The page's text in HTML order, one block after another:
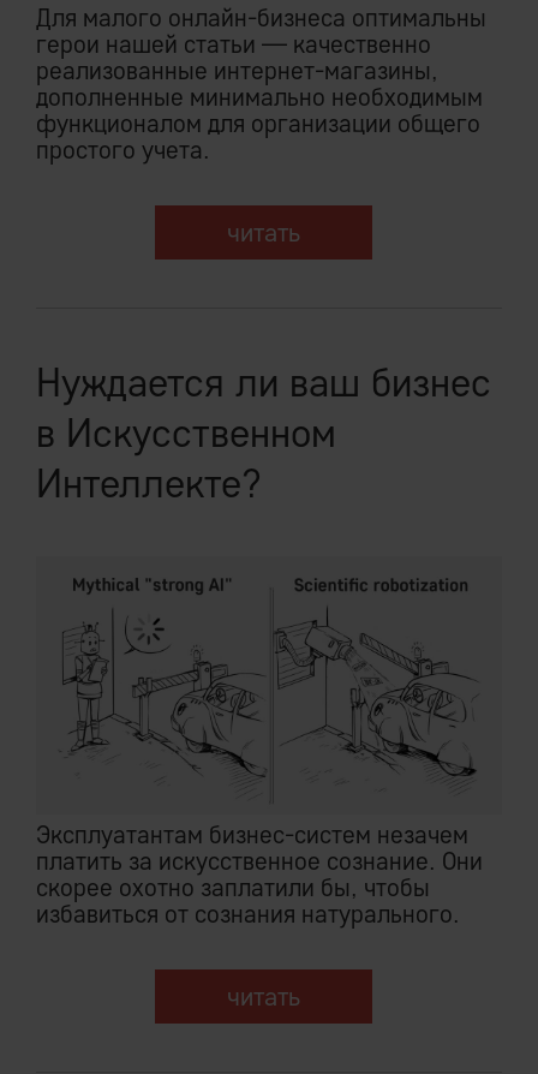
Для малого онлайн-бизнеса оптимальны
герои нашей статьи — качественно
реализованные интернет-магазины,
дополненные минимально необходимым
функционалом для организации общего
простого учета.
читать
Нуждается ли ваш бизнес
в Искусственном
Интеллекте?
Эксплуатантам бизнес-систем незачем
платить за искусственное сознание. Они
скорее охотно заплатили бы, чтобы
избавиться от сознания натурального.
читать